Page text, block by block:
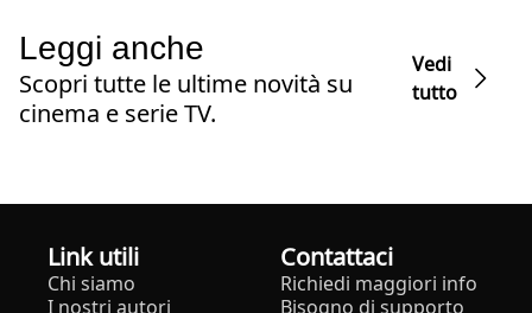
Leggi anche
Scopri tutte le ultime novità su
cinema e serie TV.
Vedi
tutto
Link utili
Chi siamo
I nostri autori
Contattaci
Richiedi maggiori info
Bisogno di supporto